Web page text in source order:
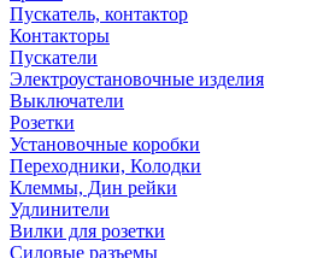
Пускатель, контактор
Контакторы
Пускатели
Электроустановочные изделия
Выключатели
Розетки
Установочные коробки
Переходники, Колодки
Клеммы, Дин рейки
Удлинители
Вилки для розетки
Силовые разъемы